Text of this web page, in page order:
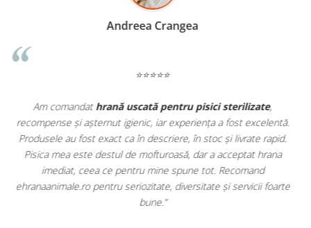
Madalina Stancea
⭐⭐⭐⭐⭐
Apreciez foarte mult faptul că peehranaanimale.rogăsesc nu
doar hrană, ci și produse dinfarmacia veterinară:
antiparazitare, suplimente și soluții de îngrijire. Este foarte
comod să pot comanda tot ce am nevoie pentru animalul meu
dintr-un singur loc. Livrarea a fost rapidă, iar produsele au fost
originale și în termen. Magazin serios, bine organizat și foarte util
pentru orice stăpân de animale.